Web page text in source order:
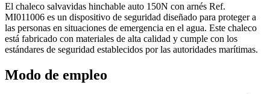
El chaleco salvavidas hinchable auto 150N con arnés Ref.
MI011006 es un dispositivo de seguridad diseñado para proteger a
las personas en situaciones de emergencia en el agua. Este chaleco
está fabricado con materiales de alta calidad y cumple con los
estándares de seguridad establecidos por las autoridades marítimas.
Modo de empleo